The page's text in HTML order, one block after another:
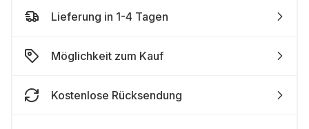
Lieferung in 1-4 Tagen
Möglichkeit zum Kauf
Kostenlose Rücksendung